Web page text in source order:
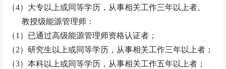
（4）大专以上或同等学历，从事相关工作三年以上者。
教授级能源管理师：
（1）已通过高级能源管理师资格认证者；
（2）研究生以上或同等学历，从事相关工作三年以上者；
（3）本科以上或同等学历，从事相关工作五年以上者；